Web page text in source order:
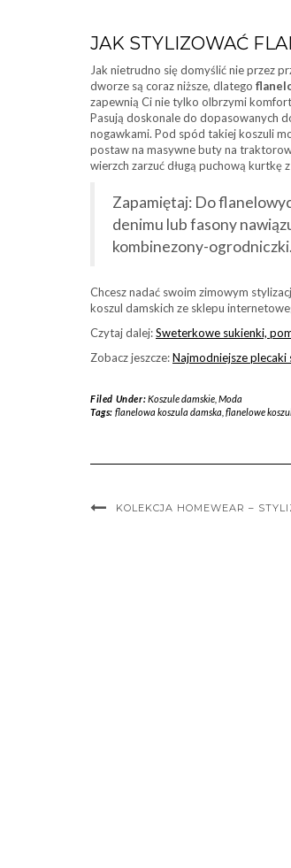
JAK STYLIZOWAĆ
Jak nietrudno się domyślić nie przez
dworze są coraz niższe, dlatego
zapewnią Ci nie tylko olbrzymi
Pasują doskonale do dopasowanych
nogawkami. Pod spód takiej koszuli
postaw na masywne buty na
wierzch zarzuć długą puchową kurtkę
Zapamiętaj: Do
denimu lub fasony
kombinezony-ogrodniczki.
Chcesz nadać swoim zimowym
koszul damskich ze sklepu
Czytaj dalej:Sweterkowe sukienki,
Zobacz jeszcze:Najmodniejsze plecaki
Filed Under: Koszule damskie, Moda
Tags: flanelowa koszula damska flanelowe
KOLEKCJA HOMEWEAR –